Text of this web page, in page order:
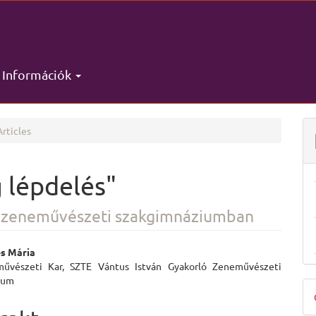
Információk
lépdelés"
szakgimnáziumban
Mária
Kar, SZTE Vántus István Gyakorló Zeneművészeti